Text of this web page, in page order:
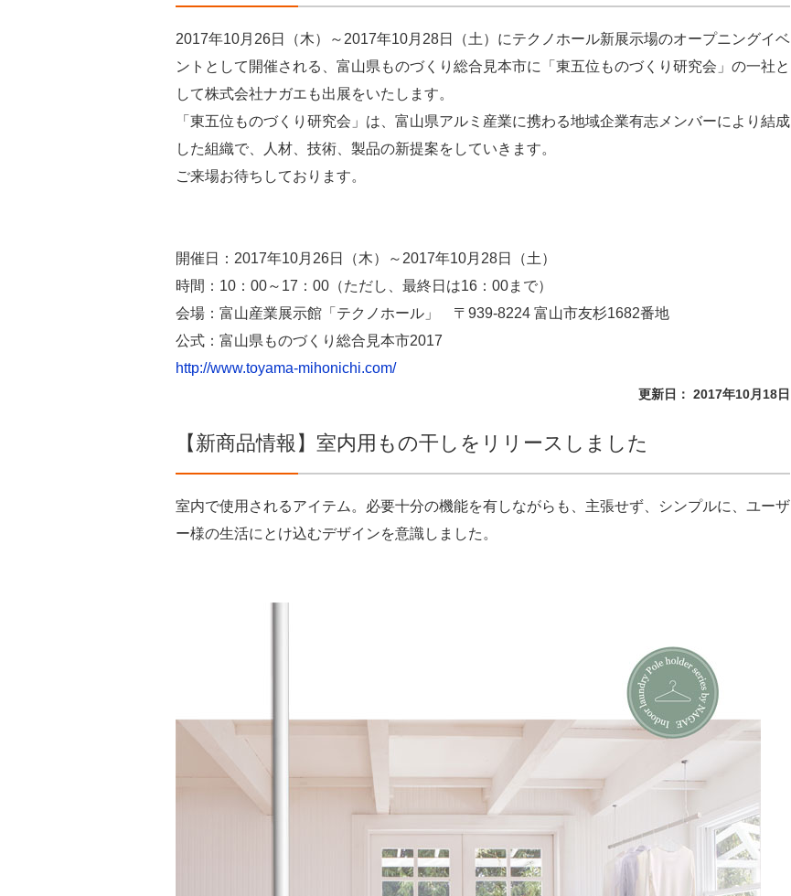
2017年10月26日（木）～2017年10月28日（土）にテクノホール新展示場のオープニングイベ
ントとして開催される、富山県ものづくり総合見本市に「東五位ものづくり研究会」の一社と
して株式会社ナガエも出展をいたします。
「東五位ものづくり研究会」は、富山県アルミ産業に携わる地域企業有志メンバーにより結成
した組織で、人材、技術、製品の新提案をしていきます。
ご来場お待ちしております。
開催日：2017年10月26日（木）～2017年10月28日（土）
時間：10：00～17：00（ただし、最終日は16：00まで）
会場：富山産業展示館「テクノホール」 〒939-8224 富山市友杉1682番地
公式：富山県ものづくり総合見本市2017
http://www.toyama-mihonichi.com/
更新日： 2017年10月18日
【新商品情報】室内用もの干しをリリースしました
室内で使用されるアイテム。必要十分の機能を有しながらも、主張せず、シンプルに、ユーザ
ー様の生活にとけ込むデザインを意識しました。